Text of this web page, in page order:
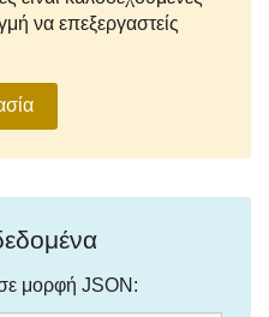
να επεξεργαστείς
μορφή JSON: